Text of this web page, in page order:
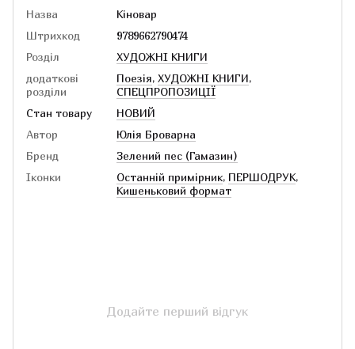
Назва
Кіновар
Штрихкод
9789662790474
Розділ
ХУДОЖНІ КНИГИ
додаткові
розділи
Поезія, ХУДОЖНІ КНИГИ,
СПЕЦПРОПОЗИЦІЇ
Стан товару
НОВИЙ
Автор
Юлія Броварна
Бренд
Зелений пес (Гамазин)
Іконки
Останній примірник, ПЕРШОДРУК,
Кишеньковий формат
Додайте перший відгук